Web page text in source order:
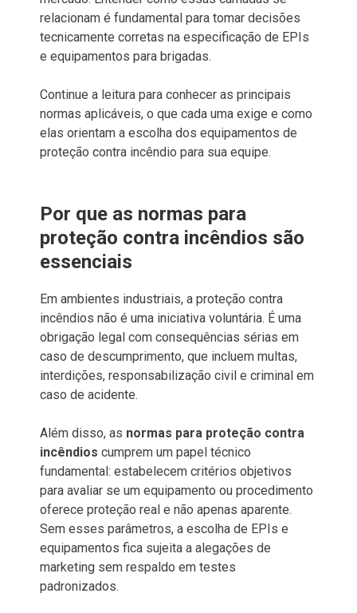
relacionam é fundamental para tomar decisões
tecnicamente corretas na especificação de EPIs
e equipamentos para brigadas.
Continue a leitura para conhecer as principais
normas aplicáveis, o que cada uma exige e como
elas orientam a escolha dos equipamentos de
proteção contra incêndio para sua equipe.
Por que as normas para
proteção contra incêndios são
essenciais
Em ambientes industriais, a proteção contra
incêndios não é uma iniciativa voluntária. É uma
obrigação legal com consequências sérias em
caso de descumprimento, que incluem multas,
interdições, responsabilização civil e criminal em
caso de acidente.
Além disso, as normas para proteção contra
incêndios cumprem um papel técnico
fundamental: estabelecem critérios objetivos
para avaliar se um equipamento ou procedimento
oferece proteção real e não apenas aparente.
Sem esses parâmetros, a escolha de EPIs e
equipamentos fica sujeita a alegações de
marketing sem respaldo em testes
padronizados.